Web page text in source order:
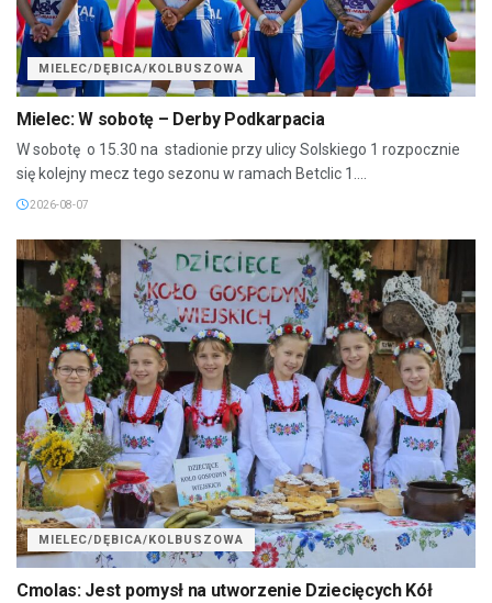
MIELEC/DĘBICA/KOLBUSZOWA
Mielec: W sobotę – Derby Podkarpacia
W sobotę o 15.30 na stadionie przy ulicy Solskiego 1 rozpocznie
się kolejny mecz tego sezonu w ramach Betclic 1....
2026-08-07
MIELEC/DĘBICA/KOLBUSZOWA
Cmolas: Jest pomysł na utworzenie Dziecięcych Kół